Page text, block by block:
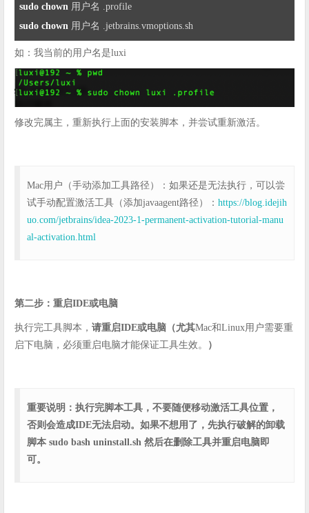
sudo chown 用户名
.profile
sudo chown 用户名 .jetbrains .vmoptions .sh
如：我当前的用户名是luxi
修改完属主，重新执行上面的安装脚本，并尝试重新激活。
Mac用户（手动添加工具路径）：如果还是无法执行，可以尝
试手动配置激活工具（添加javaagent路径）： https://blog.idejih
uo.com/jetbrains/idea-2023-1-permanent-activation-tutorial-manu
al-activation.html
第二步：重启IDE或电脑
执行完工具脚本， 请重启IDE或电脑（尤其Mac和Linux用户需要重
启下电脑，必须重启电脑才能保证工具生效。
）
重要说明：执行完脚本工具，不要随便移动激活工具位置，
否则会造成IDE无法启动。如果不想用了，先执行破解的卸载
脚本 sudo bash uninstall.sh 然后在删除工具并重启电脑即
可。